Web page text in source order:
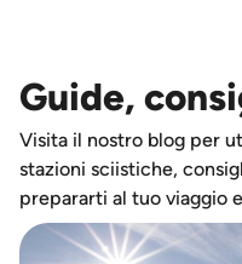
Guide,
Visita il nostro blog per
stazioni sciistiche,
prepararti al tuo viaggio